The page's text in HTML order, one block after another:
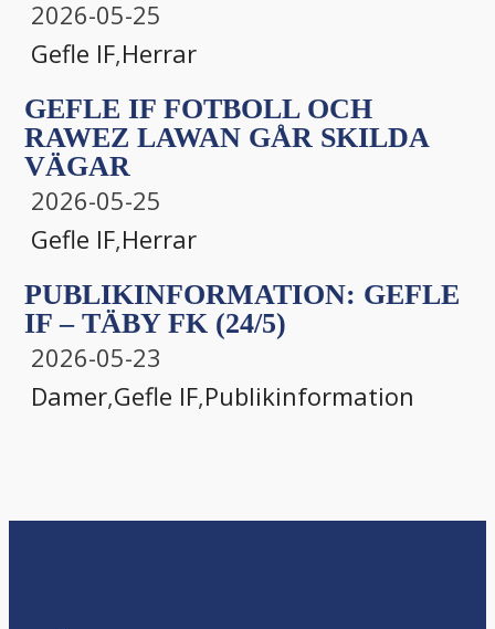
2026-05-25
Gefle IF,Herrar
GEFLE IF FOTBOLL OCH
RAWEZ LAWAN GÅR SKILDA
VÄGAR
2026-05-25
Gefle IF,Herrar
PUBLIKINFORMATION: GEFLE
IF – TÄBY FK (24/5)
2026-05-23
Damer,Gefle IF,Publikinformation